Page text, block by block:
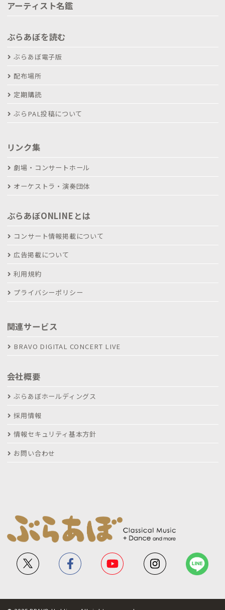
アーティスト名鑑
ぶらあぼを読む
ぶらあぼ電子版
配布場所
定期購読
ぶらPAL投稿について
リンク集
劇場・コンサートホール
オーケストラ・演奏団体
ぶらあぼONLINEとは
コンサート情報掲載について
広告掲載について
利用規約
プライバシーポリシー
関連サービス
BRAVO DIGITAL CONCERT LIVE
会社概要
ぶらあぼホールディングス
採用情報
情報セキュリティ基本方針
お問い合わせ